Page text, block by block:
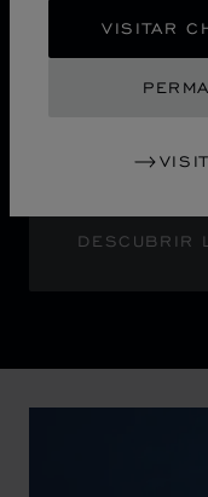
VISITAR
La campaña
capítulo de la
La embajadora de
DESCUBRIR